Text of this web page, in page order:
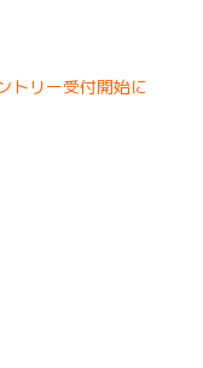
トリー受付開始に